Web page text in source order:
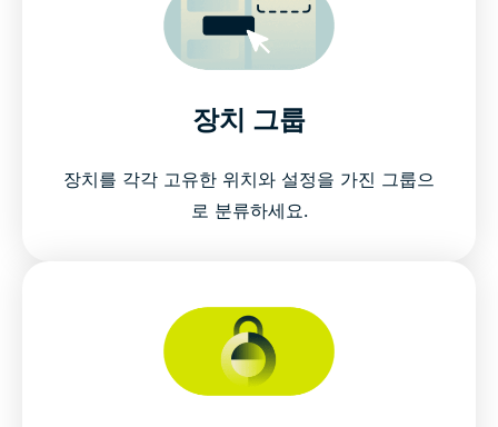
장치 그룹
장치를 각각 고유한 위치와 설정을 가진 그룹으
로 분류하세요.